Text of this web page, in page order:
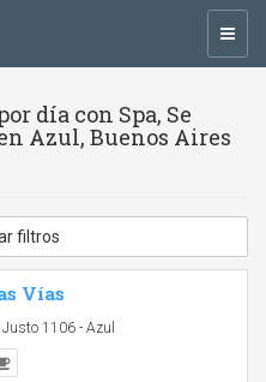
día con Spa, Se
Azul, Buenos Aires
filtros
Vías
1106 - Azul